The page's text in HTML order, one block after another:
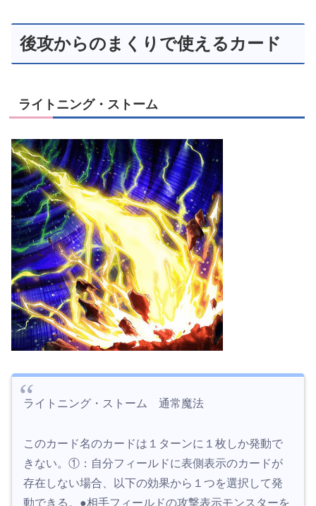
後攻からのまくりで使えるカード
ライトニング・ストーム
ライトニング・ストーム 通常魔法
このカード名のカードは１ターンに１枚しか発動で
きない。①：自分フィールドに表側表示のカードが
存在しない場合、以下の効果から１つを選択して発
動できる。●相手フィールドの攻撃表示モンスターを